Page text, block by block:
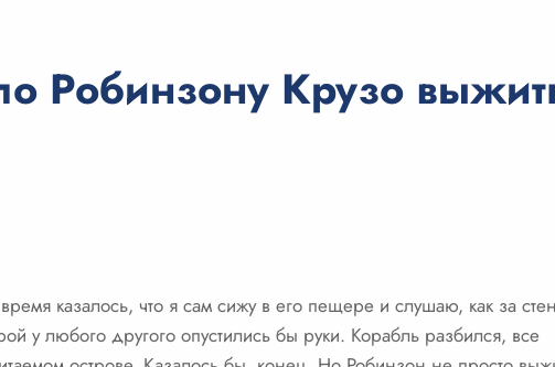
Робинзону Крузо
казалось, что я сам сижу в его пещере и слушаю, как за
у любого другого опустились бы руки. Корабль разбился, все